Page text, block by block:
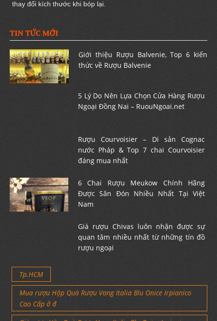
thay đổi kích thước khi bóp lại.
TIN TỨC MỚI
Giới thiệu Rượu Balvenie, Top 6 kiến
thức về Rượu Balvenie
5 Lý Do Nên Lựa Chọn Cửa Hàng Rượu
Ngoại Đồng Nai – RuouNgoai.net
Rượu Courvoisier – Di sản Cognac
nước Pháp & Top 7 chai Courvoisier
đáng mua nhất
6 Chai Rượu Meukow Chính Hãng
Được Săn Đón Nhiều Nhất Tại Việt
Nam
Giá rượu Chivas luôn nhận được sự
quan tâm nhiều nhất từ những tín đồ
rượu ngoại
Tp.HCM
Mua rượu Hộp Quà Rượu Vang Italia Blu Onice Irpianico
Cao Cấp ở đ